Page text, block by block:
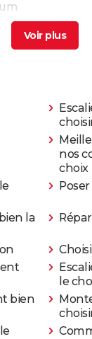
nos
choix
la
le
bien